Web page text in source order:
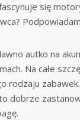
się
autko na
Na całe
rodzaju
dobrze